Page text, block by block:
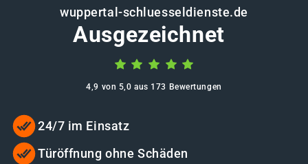
wuppertal-schluesseldienste.de
Ausgezeichnet
4,9 von 5,0 aus 173 Bewertungen
24/7 im Einsatz
Türöffnung ohne Schäden